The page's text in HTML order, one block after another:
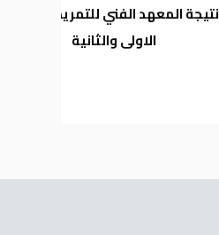
نتيجة المعهد الفني للتمريض الفرق
الاولى والثانية